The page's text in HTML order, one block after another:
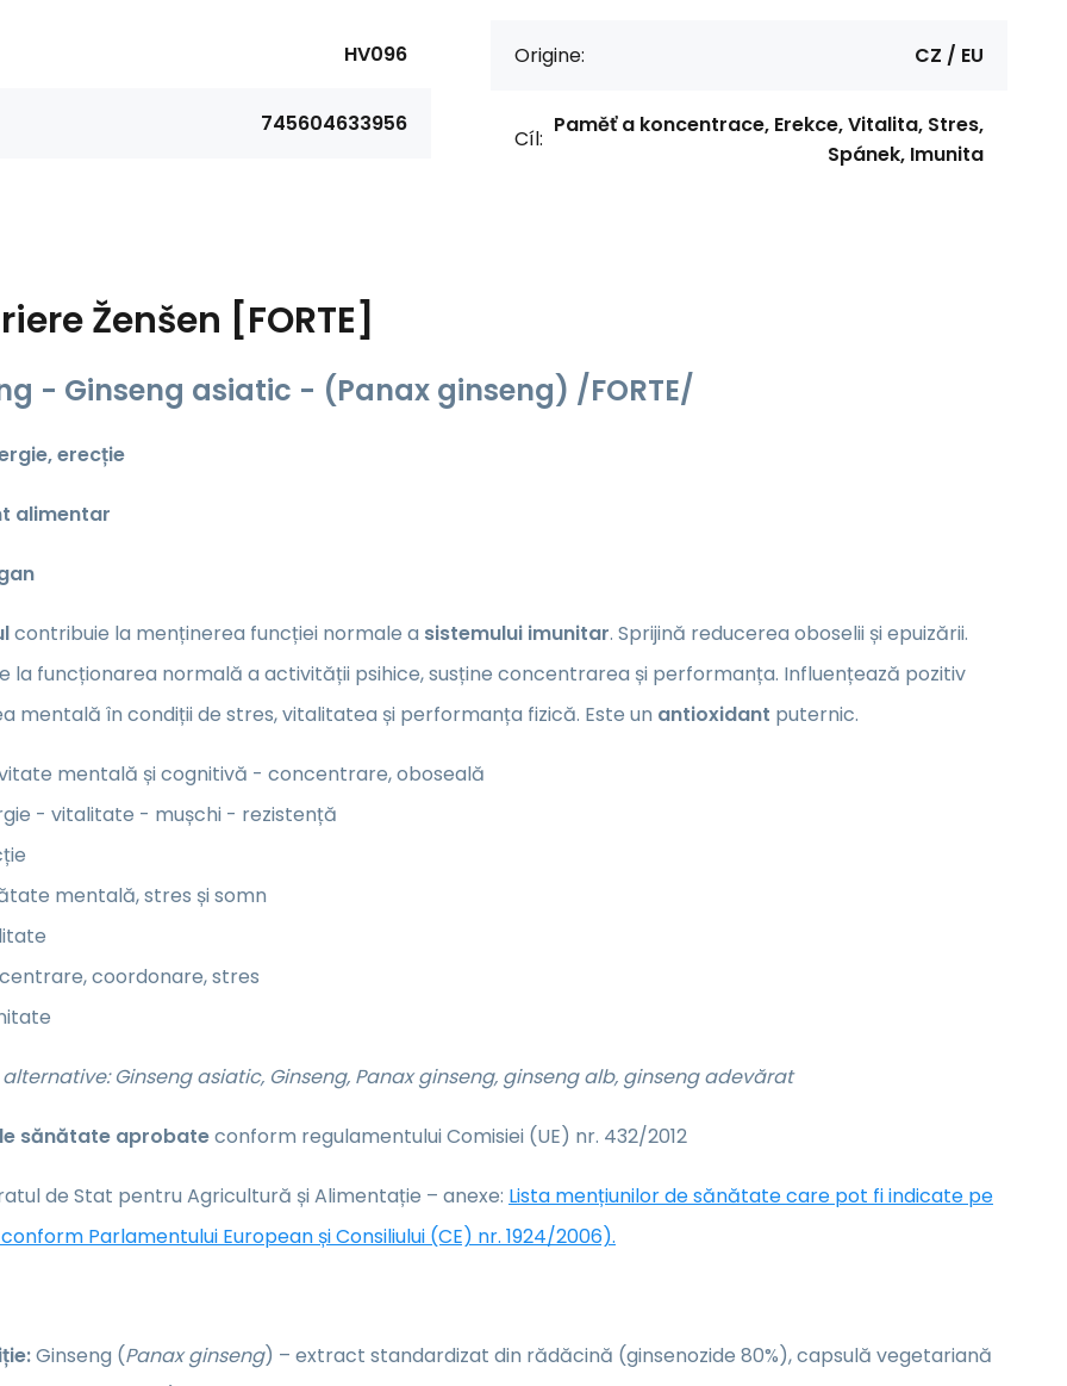
HV096
745604633956
Origine: CZ / EU
Cíl:
Paměť a koncentrace, Erekce, Vitalita, Stres,
Spánek, Imunita
Ženšen [FORTE]
- Ginseng asiatic - (Panax ginseng) /FORTE/
erecție
alimentar
contribuie la menținerea funcției normale a sistemului imunitar. Sprijină reducerea oboselii și epuizării.
la funcționarea normală a activității psihice, susține concentrarea și performanța. Influențează pozitiv
mentală în condiții de stres, vitalitatea și performanța fizică. Este un antioxidant puternic.
mentală și cognitivă - concentrare, oboseală
- vitalitate - mușchi - rezistență
mentală, stres și somn
coordonare, stres
Ginseng asiatic, Ginseng, Panax ginseng, ginseng alb, ginseng adevărat
sănătate aprobateconform regulamentului Comisiei (UE) nr. 432/2012
de Stat pentru Agricultură și Alimentație – anexe: Lista mențiunilor de sănătate care pot fi indicate pe
Parlamentului European și Consiliului (CE) nr. 1924/2006).
Ginseng (Panax ginseng) – extract standardizat din rădăcină (ginsenozide 80%), capsulă vegetariană